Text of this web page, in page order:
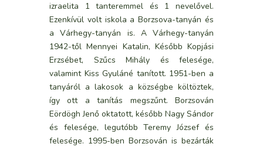
izraelita 1 tanteremmel és 1 nevelővel.
Ezenkívül volt iskola a Borzsova-tanyán és
a Várhegy-tanyán is. A Várhegy-tanyán
1942-től Mennyei Katalin, Később Kopjási
Erzsébet, Szűcs Mihály és felesége,
valamint Kiss Gyuláné tanított. 1951-ben a
tanyáról a lakosok a községbe költöztek,
így ott a tanítás megszűnt. Borzsován
Eördögh Jenő oktatott, később Nagy Sándor
és felesége, legutóbb Teremy József és
felesége. 1995-ben Borzsován is bezárták